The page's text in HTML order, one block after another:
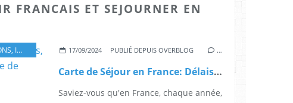
FRANCAIS ET SEJOURNER EN
, IDENTITÉS ET NATIONALITÉS ,COMMENT DEVENIR FRANÇAIS ET SÉJOURNER EN
17/09/2024 PUBLIÉ DEPUIS OVERBLOG …
Carte de Séjour en France: Délais, Suivi en Ligne et Procédure de Demande
Saviez-vous qu'en France, chaque année,